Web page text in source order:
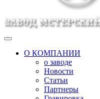
О КОМПАНИИ
о заводе
Новости
Статьи
Партнеры